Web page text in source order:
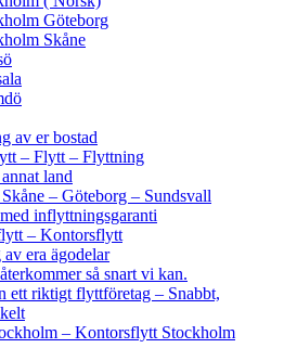
Göteborg
Skåne
av er bostad
– Flytt – Flyttning
land
– Göteborg – Sundsvall
inflyttningsgaranti
– Kontorsflytt
era ägodelar
så snart vi kan.
ett riktigt flyttföretag – Snabbt,
– Kontorsflytt Stockholm